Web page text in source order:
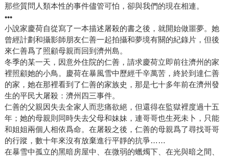
那些質問人類本性的事件儘管可怕，卻與我們的現在相連。
•••
小說家慶荷自從寫了一本描述屠殺的書之後，就開始做噩夢。她
曾經計劃和攝影師朋友仁善一起拍攝和夢境有關的紀錄片，但後
來仁善爲了照顧母親而回到濟州島。
冬季的某一天，因意外住院的仁善，請求慶荷立即前往濟州的家
裡照顧她的小鳥。慶荷在暴風雪中歷經千辛萬苦，終於到達仁善
的家，她在那裡看到了仁善的家族史，那是七十多年前在濟州發
生的平民大屠殺：濟州四三事件。
仁善的父親因失去全家人而悲痛欲絕，但還得在監獄裡度過十五
年；她的母親則同時失去父母和妹妹，連哥哥也生死未卜，只能
和姐姐兩個人相依爲命。在屠殺之後，仁善的母親爲了尋找哥哥
的行蹤，數十年來沒有放棄進行平靜的抗爭……
在暴雪中孤立的黑暗房屋中、在微弱的蠟燭下、在光與暗之間、